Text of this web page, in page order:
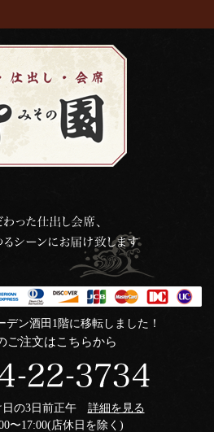
デン酒田1階に移転しました！
ご注文はこちらから
日の3日前正午 詳細を見る
〜17:00(店休日を除く)